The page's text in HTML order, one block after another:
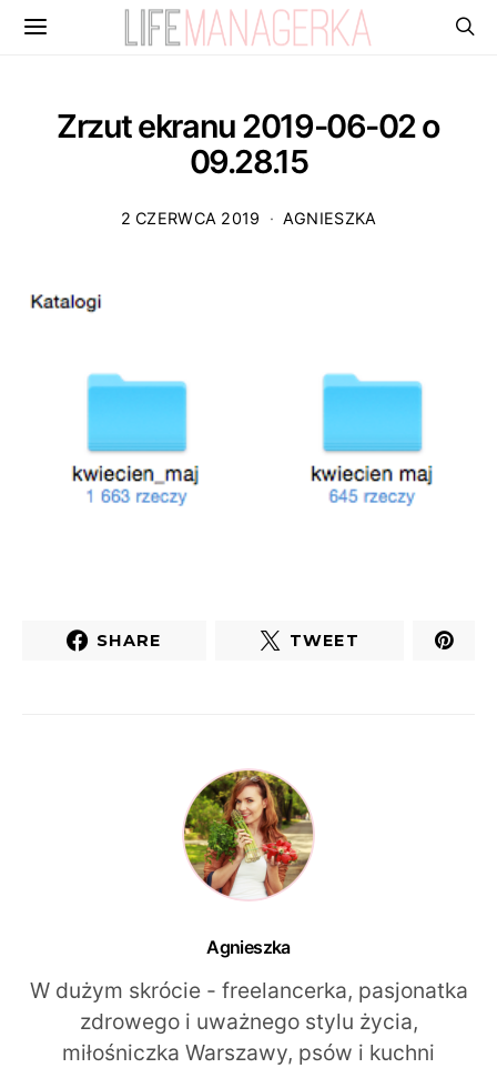
Zrzut ekranu 2019-06-02 o
09.28.15
2 CZERWCA 2019 AGNIESZKA
SHARE TWEET
Agnieszka
W dużym skrócie - freelancerka, pasjonatka
zdrowego i uważnego stylu życia,
miłośniczka Warszawy, psów i kuchni